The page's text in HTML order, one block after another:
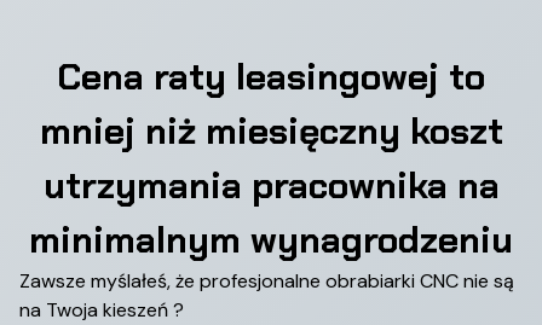
Cena raty leasingowej to
mniej niż miesięczny koszt
utrzymania pracownika na
minimalnym wynagrodzeniu
Zawsze myślałeś, że profesjonalne obrabiarki CNC nie są
na Twoja kieszeń ?